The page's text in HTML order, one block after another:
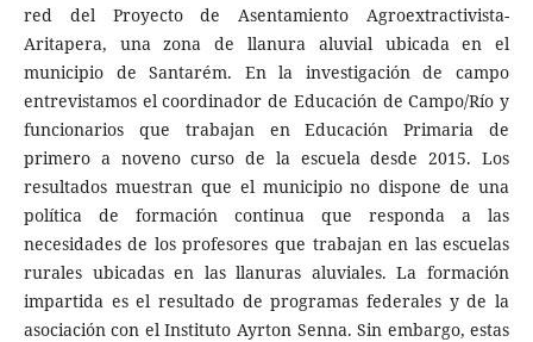
red del Proyecto de Asentamiento Agroextractivista-
Aritapera, una zona de llanura aluvial ubicada en el
municipio de Santarém. En la investigación de campo
entrevistamos el coordinador de Educación de Campo/Río y
funcionarios que trabajan en Educación Primaria de
primero a noveno curso de la escuela desde 2015. Los
resultados muestran que el municipio no dispone de una
política de formación continua que responda a las
necesidades de los profesores que trabajan en las escuelas
rurales ubicadas en las llanuras aluviales. La formación
impartida es el resultado de programas federales y de la
asociación con el Instituto Ayrton Senna. Sin embargo, estas